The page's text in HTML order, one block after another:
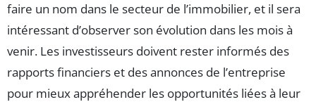
faire un nom dans le secteur de l’immobilier, et il sera
intéressant d’observer son évolution dans les mois à
venir. Les investisseurs doivent rester informés des
rapports financiers et des annonces de l’entreprise
pour mieux appréhender les opportunités liées à leur